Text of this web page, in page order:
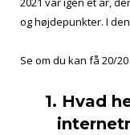
og højdepunkter. I
Se om du kan få 20/
1. Hvad